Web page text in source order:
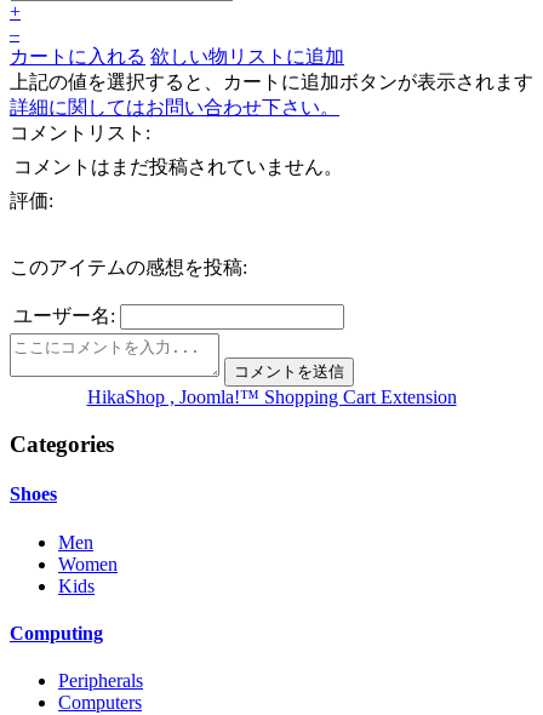
+
–
カートに入れる 欲しい物リストに追加
上記の値を選択すると、カートに追加ボタンが表示されます
詳細に関してはお問い合わせ下さい。
コメントリスト:
コメントはまだ投稿されていません。
評価:
このアイテムの感想を投稿:
ユーザー名:
HikaShop , Joomla!™ Shopping Cart Extension
Categories
Shoes
Men
Women
Kids
Computing
Peripherals
Computers